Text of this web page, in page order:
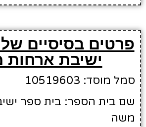
פרטים בסיסיים
ישיבת ארחות
סמל מוסד: 10519603
שם בית הספר: בית ספר
משה